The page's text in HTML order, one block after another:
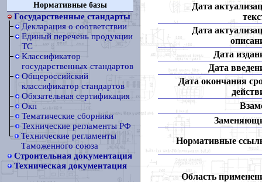
Нормативные базы
Государственные стандарты
Декларация о соответствии
Единый перечень продукции
ТС
Классификатор
государственных стандартов
Общероссийский
классификатор стандартов
Обязательная сертификация
Окп
Тематические сборники
Технические регламенты РФ
Технические регламенты
Таможенного союза
Строительная документация
Техническая документация
Дата
Дата
Дата
Дата
Дата окончания
Нормативные
Область